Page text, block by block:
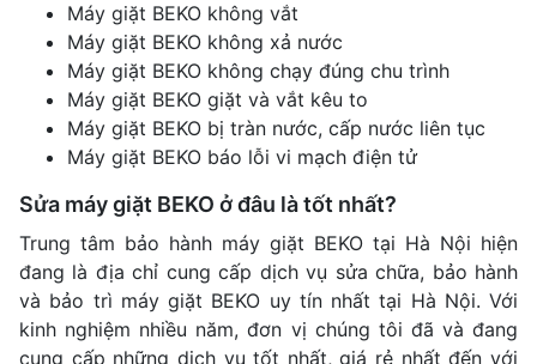
Máy giặt BEKO không vắt
Máy giặt BEKO không xả nước
Máy giặt BEKO không chạy đúng chu trình
Máy giặt BEKO giặt và vắt kêu to
Máy giặt BEKO bị tràn nước, cấp nước liên tục
Máy giặt BEKO báo lỗi vi mạch điện tử
Sửa máy giặt BEKO ở đâu là tốt nhất?
Trung tâm bảo hành máy giặt BEKO tại Hà Nội hiện
đang là địa chỉ cung cấp dịch vụ sửa chữa, bảo hành
và bảo trì máy giặt BEKO uy tín nhất tại Hà Nội. Với
kinh nghiệm nhiều năm, đơn vị chúng tôi đã và đang
cung cấp những dịch vụ tốt nhất, giá rẻ nhất đến với